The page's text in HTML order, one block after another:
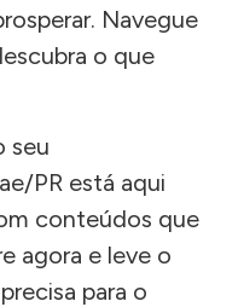
Navegue
o que
seu
PR está aqui
conteúdos que
agora e leve o
para o